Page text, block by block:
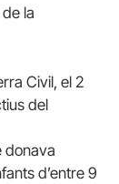
la
Civil, el 2
del
donava
d’entre 9